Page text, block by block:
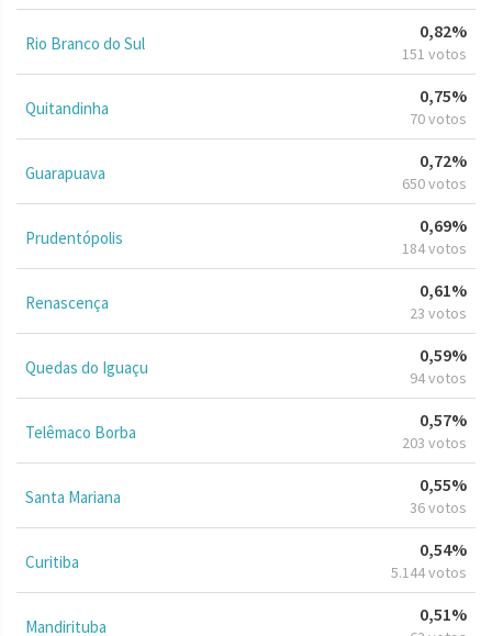
Rio Branco do Sul
0,82%
151 votos
Quitandinha
0,75%
70 votos
Guarapuava
0,72%
650 votos
Prudentópolis
0,69%
184 votos
Renascença
0,61%
23 votos
Quedas do Iguaçu
0,59%
94 votos
Telêmaco Borba
0,57%
203 votos
Santa Mariana
0,55%
36 votos
Curitiba
0,54%
5.144 votos
Mandirituba
0,51%